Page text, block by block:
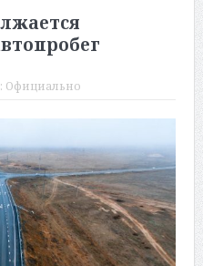
Официально